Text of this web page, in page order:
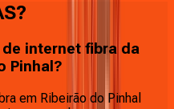
internet fibra da
Pinhal?
em Ribeirão do Pinhal